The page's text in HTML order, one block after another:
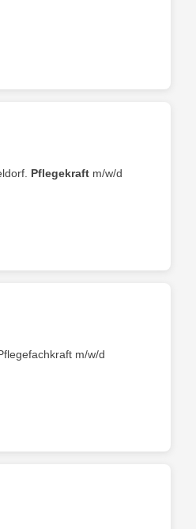
Pflegekraft m/w/d
m/w/d